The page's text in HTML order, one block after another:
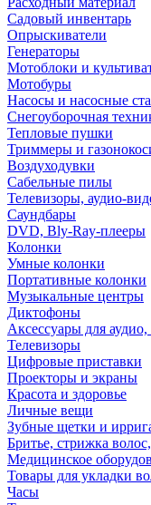
Садовый инвентарь
Опрыскиватели
Генераторы
Мотоблоки и
Мотобуры
Насосы и насосные
Снегоуборочная
Тепловые пушки
Триммеры и
Воздуходувки
Сабельные пилы
Телевизоры, аудио-
Саундбары
DVD, Bly-Ray-плееры
Колонки
Умные колонки
Портативные колонки
Музыкальные центры
Диктофоны
Аксессуары для
Телевизоры
Цифровые приставки
Проекторы и экраны
Красота и здоровье
Личные вещи
Зубные щетки и
Бритье, стрижка
Медицинское
Товары для укладки
Часы